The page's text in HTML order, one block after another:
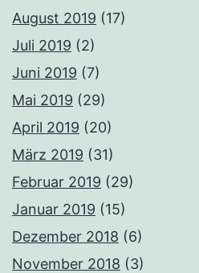
August 2019 (17)
Juli 2019 (2)
Juni 2019 (7)
Mai 2019 (29)
April 2019 (20)
März 2019 (31)
Februar 2019 (29)
Januar 2019 (15)
Dezember 2018 (6)
November 2018 (3)